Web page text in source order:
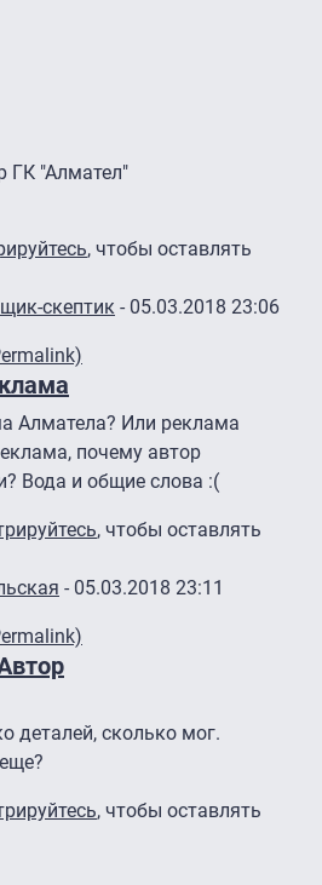
ГК "Алмател"
, чтобы оставлять
скептик - 05.03.2018 23:06
Алматела? Или реклама
почему автор
Вода и общие слова :(
, чтобы оставлять
- 05.03.2018 23:11
деталей, сколько мог.
, чтобы оставлять